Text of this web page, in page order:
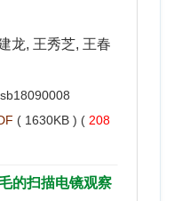
龙, 王秀芝, 王春
( 1630KB ) ( 208
的扫描电镜观察